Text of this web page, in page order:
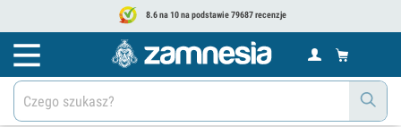
8.6 na 10 na podstawie 79687 recenzje